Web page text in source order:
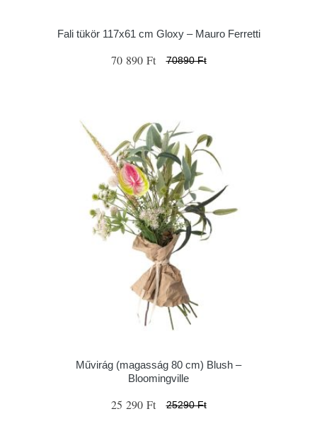
Fali tükör 117x61 cm Gloxy – Mauro Ferretti
70 890 Ft 70890 Ft
Művirág (magasság 80 cm) Blush –
Bloomingville
25 290 Ft 25290 Ft